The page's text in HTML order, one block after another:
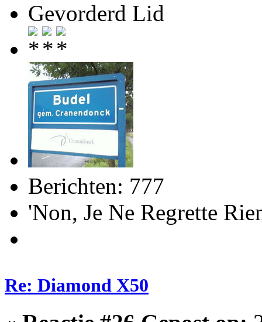
Gevorderd Lid
Berichten: 777
'Non, Je Ne Regrette
Re: Diamond X50